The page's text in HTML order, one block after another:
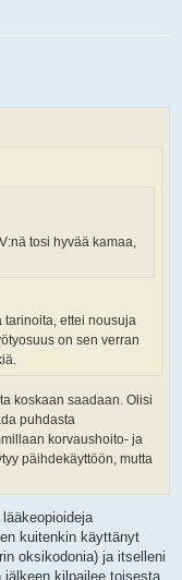
tosi hyvää kamaa,
tarinoita, ettei nousuja
on sen verran
koskaan saadaan. Olisi
puhdasta
korvaushoito- ja
päihdekäyttöön, mutta
kuitenkin käyttänyt
oksikodonia) ja itselleni
jälkeen kilpailee toisesta